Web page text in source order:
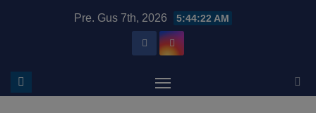
Pre. Gus 7th, 2026 5:44:23 AM